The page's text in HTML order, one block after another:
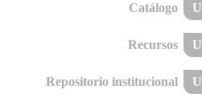
Catálogo
Recursos
Repositorio institucional